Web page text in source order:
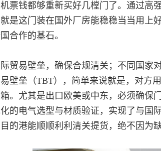
票钱都够重新买好几樘门了。通过高
是这门装在国外厂房能稳稳当当用上
合作的基石。
易壁垒，确保合规清关；不同国家
壁垒（TBT），简单来说就是，对方
。尤其是出口欧美或中东，必须确保
的电气选型与材质验证，实现了与国
的港能顺顺利利清关提货，绝不因为